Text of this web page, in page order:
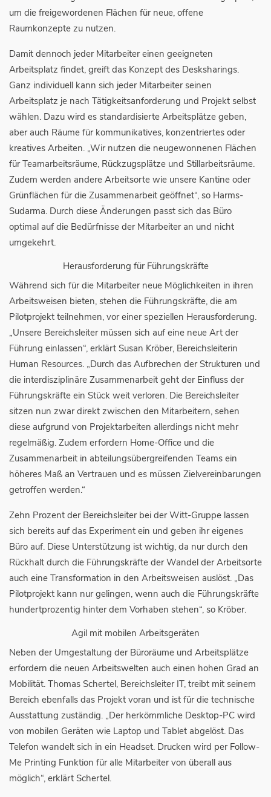
um die freigewordenen Flächen für neue, offene
Raumkonzepte zu nutzen.
Damit dennoch jeder Mitarbeiter einen geeigneten
Arbeitsplatz findet, greift das Konzept des Desksharings.
Ganz individuell kann sich jeder Mitarbeiter seinen
Arbeitsplatz je nach Tätigkeitsanforderung und Projekt selbst
wählen. Dazu wird es standardisierte Arbeitsplätze geben,
aber auch Räume für kommunikatives, konzentriertes oder
kreatives Arbeiten. „Wir nutzen die neugewonnenen Flächen
für Teamarbeitsräume, Rückzugsplätze und Stillarbeitsräume.
Zudem werden andere Arbeitsorte wie unsere Kantine oder
Grünflächen für die Zusammenarbeit geöffnet“, so Harms-
Sudarma. Durch diese Änderungen passt sich das Büro
optimal auf die Bedürfnisse der Mitarbeiter an und nicht
umgekehrt.
Herausforderung für Führungskräfte
Während sich für die Mitarbeiter neue Möglichkeiten in ihren
Arbeitsweisen bieten, stehen die Führungskräfte, die am
Pilotprojekt teilnehmen, vor einer speziellen Herausforderung.
„Unsere Bereichsleiter müssen sich auf eine neue Art der
Führung einlassen“, erklärt Susan Kröber, Bereichsleiterin
Human Resources. „Durch das Aufbrechen der Strukturen und
die interdisziplinäre Zusammenarbeit geht der Einfluss der
Führungskräfte ein Stück weit verloren. Die Bereichsleiter
sitzen nun zwar direkt zwischen den Mitarbeitern, sehen
diese aufgrund von Projektarbeiten allerdings nicht mehr
regelmäßig. Zudem erfordern Home-Office und die
Zusammenarbeit in abteilungsübergreifenden Teams ein
höheres Maß an Vertrauen und es müssen Zielvereinbarungen
getroffen werden.“
Zehn Prozent der Bereichsleiter bei der Witt-Gruppe lassen
sich bereits auf das Experiment ein und geben ihr eigenes
Büro auf. Diese Unterstützung ist wichtig, da nur durch den
Rückhalt durch die Führungskräfte der Wandel der Arbeitsorte
auch eine Transformation in den Arbeitsweisen auslöst. „Das
Pilotprojekt kann nur gelingen, wenn auch die Führungskräfte
hundertprozentig hinter dem Vorhaben stehen“, so Kröber.
Agil mit mobilen Arbeitsgeräten
Neben der Umgestaltung der Büroräume und Arbeitsplätze
erfordern die neuen Arbeitswelten auch einen hohen Grad an
Mobilität. Thomas Schertel, Bereichsleiter IT, treibt mit seinem
Bereich ebenfalls das Projekt voran und ist für die technische
Ausstattung zuständig. „Der herkömmliche Desktop-PC wird
von mobilen Geräten wie Laptop und Tablet abgelöst. Das
Telefon wandelt sich in ein Headset. Drucken wird per Follow-
Me Printing Funktion für alle Mitarbeiter von überall aus
möglich“, erklärt Schertel.